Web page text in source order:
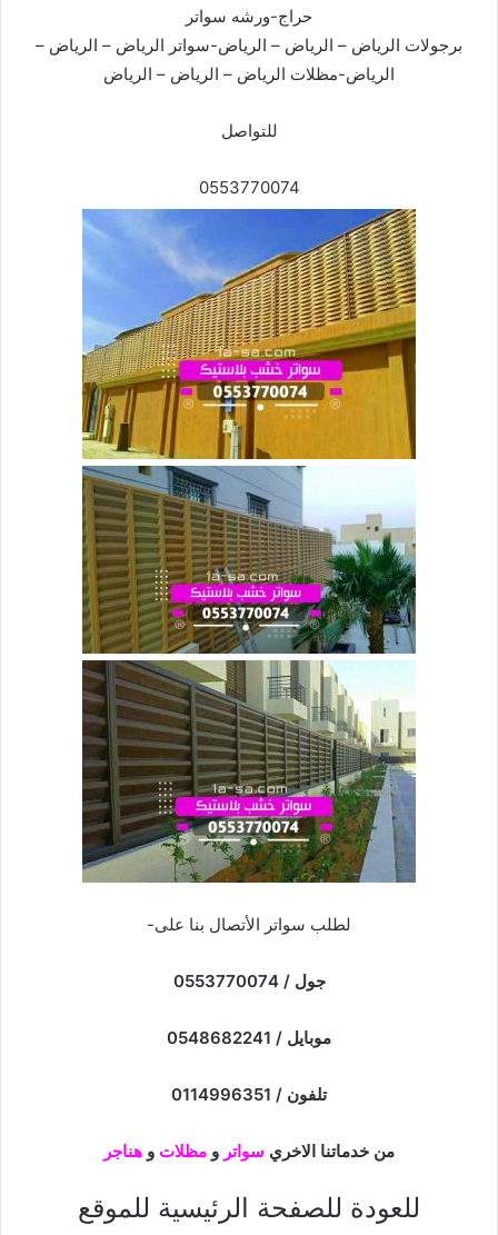
حراج-ورشه سواتر
برجولات الرياض – الرياض – الرياض-سواتر الرياض – الرياض –
الرياض-مظلات الرياض – الرياض – الرياض
للتواصل
0553770074
لطلب سواتر الأتصال بنا على-
جول / 0553770074
موبايل / 0548682241
تلفون / 0114996351
من خدماتنا الاخري سواتر و مظلات و هناجر
للعودة للصفحة الرئيسية للموقع